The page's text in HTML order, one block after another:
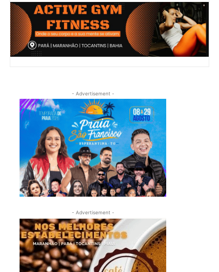
- Advertisement -
- Advertisement -